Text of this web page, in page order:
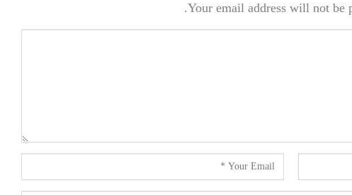
Your email address will not be